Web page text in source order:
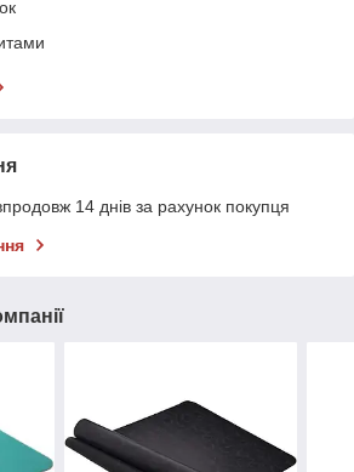
14 днів за рахунок покупця